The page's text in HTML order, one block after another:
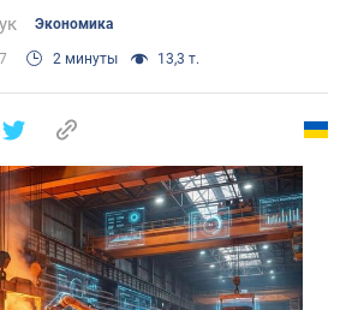
Экономика
2 минуты 13,3 т.